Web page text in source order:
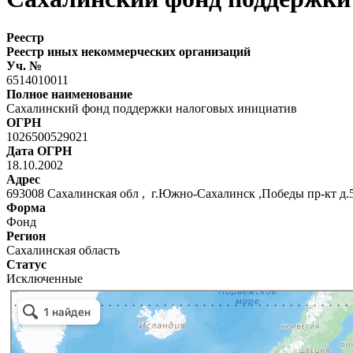
Реестр
Реестр иных некоммерческих организаций
Уч. №
6514010011
Полное наименование
Сахалинский фонд поддержки налоговых инициатив
ОГРН
1026500529021
Дата ОГРН
18.10.2002
Адрес
693008 Сахалинская обл , г.Южно-Сахалинск ,Победы пр-кт
Форма
Фонд
Регион
Сахалинская область
Статус
Исключенные